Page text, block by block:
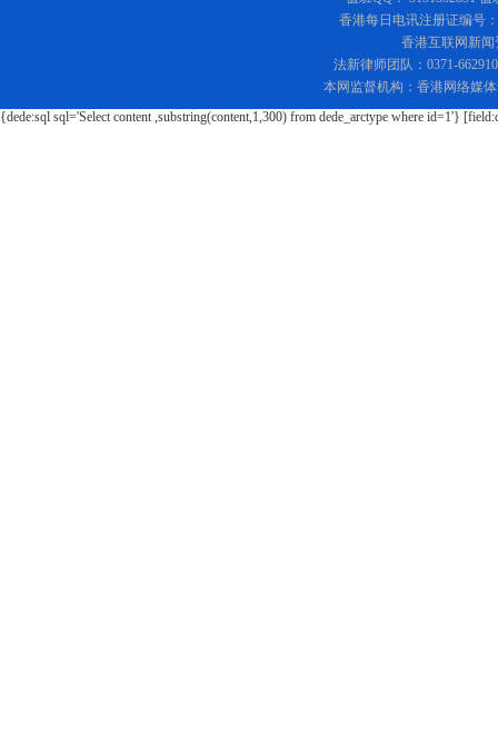
香港每日电讯注册证编号
香港互联网新闻
法新律师团队：0371-
本网监督机构：香港网络媒
{dede:sql sql='Select content ,substring(content,1,300) from dede_arctype where id=1'}